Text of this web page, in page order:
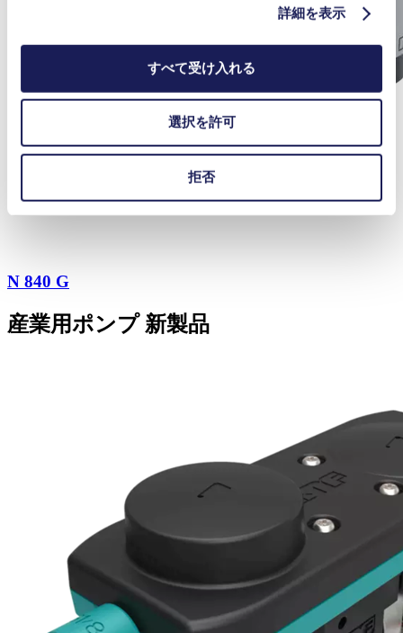
詳細を表示
すべて受け入れる
選択を許可
拒否
N 840 G
産業用ポンプ 新製品